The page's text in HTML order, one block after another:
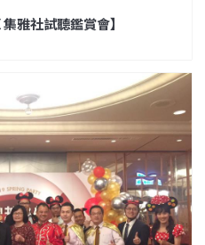
雅社試聽鑑賞會】